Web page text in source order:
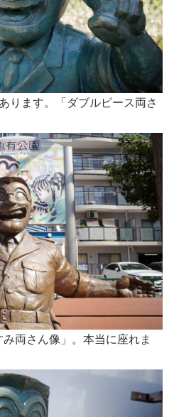
ります。「ダブルピース両さ
両さん像」。本当に座れま